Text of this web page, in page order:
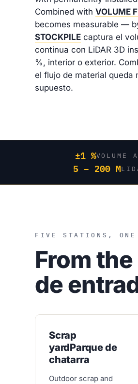
Combined with VOLUME
becomes measurable —
STOCKPILE captura el
continua con LiDAR 3D
%, interior o exterior.
el flujo de material queda
supuesto.
±1 %VOLUME
5 – 200 M
FIVE STATIONS, ONE
From
de
Scrap
yardParque de
chatarra
Outdoor scrap and